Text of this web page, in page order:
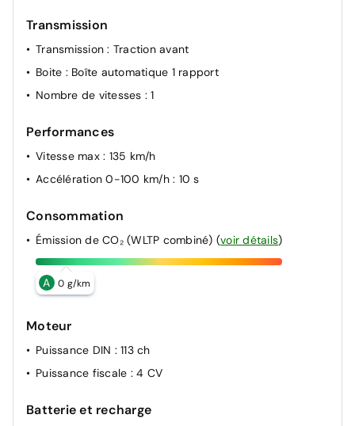
Transmission
Transmission: Traction avant
Boite : Boîte automatique 1 rapport
Nombre de vitesses : 1
Performances
Vitesse max : 135 km/h
Accélération 0-100 km/h : 10 s
Consommation
Émission de CO₂ (WLTP combiné) (voir détails)
A 0 g/km
Moteur
Puissance DIN : 113 ch
Puissance fiscale : 4 CV
Batterie et recharge